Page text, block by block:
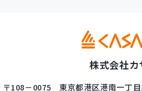
株式会社カ
〒108－0075 東京都港区港南一丁